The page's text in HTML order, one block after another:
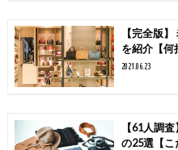
【完全版
を紹介【何
2021.06.23
【61人調
の25選【こ